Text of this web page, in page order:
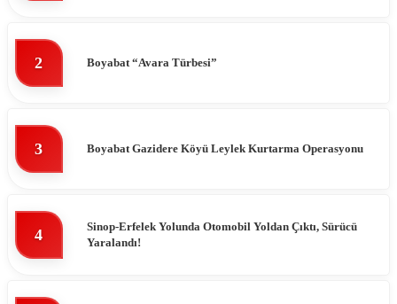
2 Boyabat “Avara Türbesi”
3 Boyabat Gazidere Köyü Leylek Kurtarma Operasyonu
4
Sinop-Erfelek Yolunda Otomobil Yoldan Çıktı, Sürücü
Yaralandı!